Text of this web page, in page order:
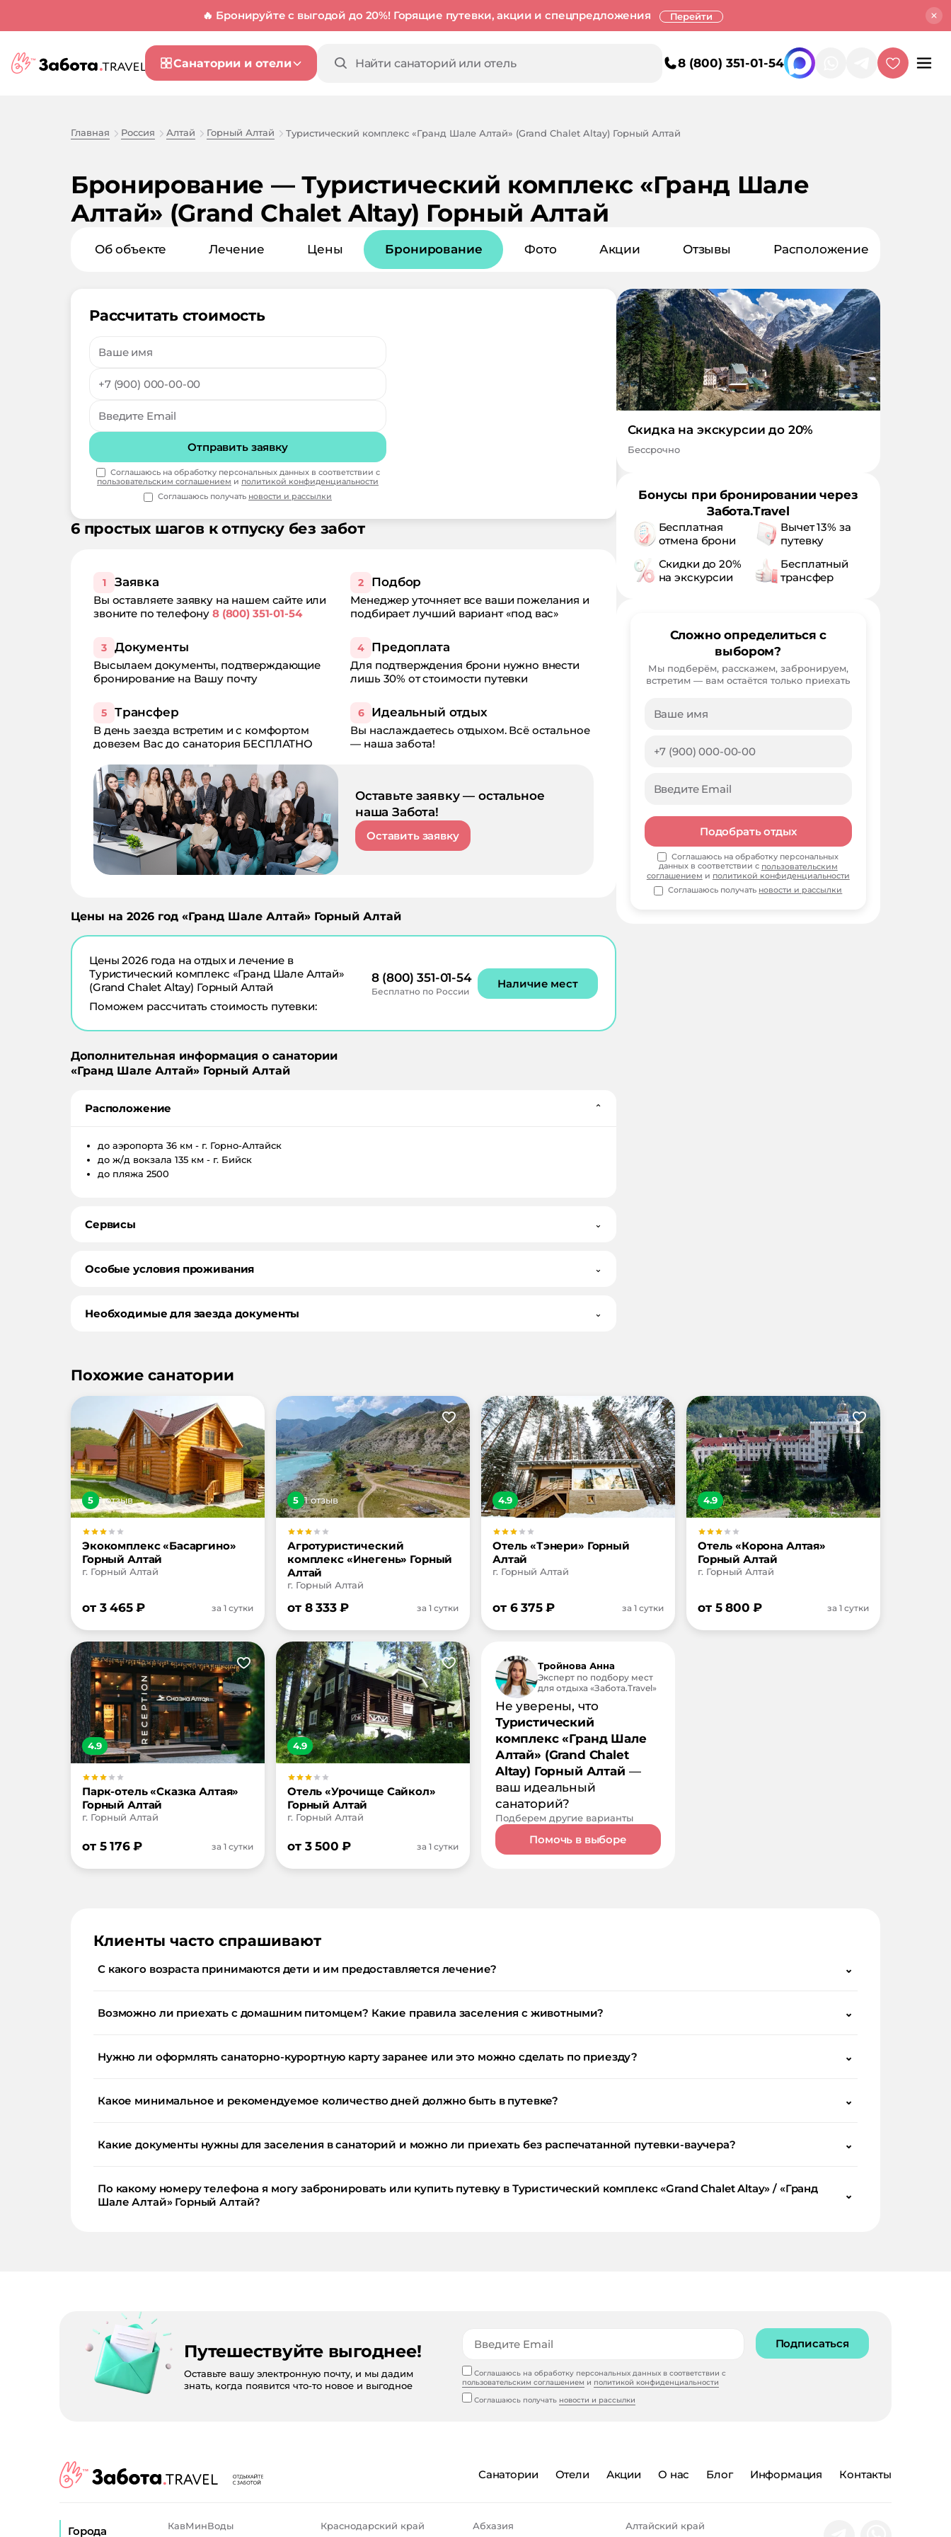
🔥 Бронируйте с выгодой до 20%! Горящие путевки, акции и спецпредложения Перейти
Санатории и отели 8 (800) 351-01-54
Главная Россия Алтай Горный Алтай Туристический комплекс «Гранд Шале Алтай» (Grand Chalet Altay) Горный Алтай
Бронирование — Туристический комплекс «Гранд Шале
Алтай» (Grand Chalet Altay) Горный Алтай
Об объекте Лечение Цены Бронирование Фото Акции Отзывы Расположение
Рассчитать стоимость
Отправить заявку
Соглашаюсь на обработку персональных данных в соответствии с
пользовательским соглашением и политикой конфиденциальности
Соглашаюсь получать новости и рассылки
6 простых шагов к отпуску без забот
1 Заявка
Вы оставляете заявку на нашем сайте или
звоните по телефону8 (800) 351-01-54
2 Подбор
Менеджер уточняет все ваши пожелания и
подбирает лучший вариант «под вас»
3 Документы
Высылаем документы, подтверждающие
бронирование на Вашу почту
4 Предоплата
Для подтверждения брони нужно внести
лишь 30% от стоимости путевки
5 Трансфер
В день заезда встретим и с комфортом
довезем Вас до санатория БЕСПЛАТНО
6 Идеальный отдых
Вы наслаждаетесь отдыхом. Всё остальное
— наша забота!
Оставьте заявку — остальное
наша Забота!
Оставить заявку
Цены на 2026 год «Гранд Шале Алтай» Горный Алтай
Цены2026года на отдых и лечение в
Туристический комплекс «Гранд Шале Алтай»
(Grand Chalet Altay) Горный Алтай
Поможем рассчитать стоимость путевки:
8 (800) 351-01-54
Бесплатно по России
Наличие мест
Дополнительная информация о санатории
«Гранд Шале Алтай» Горный Алтай
Расположение ⌄
до аэропорта 36 км - г. Горно-Алтайск
до ж/д вокзала 135 км - г. Бийск
до пляжа 2500
Сервисы ⌄
Особые условия проживания ⌄
Необходимые для заезда документы ⌄
Скидка на экскурсии до 20%
Бессрочно
Бонусы при бронировании через
Забота.Travel
Бесплатная
отмена брони
Вычет 13% за
путевку
Скидки до 20%
на экскурсии
Бесплатный
трансфер
Сложно определиться с
выбором?
Мы подберём, расскажем, забронируем,
встретим — вам остаётся только приехать
Подобрать отдых
Соглашаюсь на обработку персональных
данных в соответствии с пользовательским
соглашением и политикой конфиденциальности
Соглашаюсь получать новости и рассылки
Похожие санатории
5 1отзыв
Экокомплекс «Басаргино»
Горный Алтай
г. Горный Алтай
от 3 465₽ за 1 сутки
5 1отзыв
Агротуристический
комплекс «Инегень» Горный
Алтай
г. Горный Алтай
от 8 333₽ за 1 сутки
4.9
Отель «Тэнери» Горный
Алтай
г. Горный Алтай
от 6 375₽ за 1 сутки
4.9
Отель «Корона Алтая»
Горный Алтай
г. Горный Алтай
от 5 800 ₽ за 1 сутки
4.9
Парк-отель «Сказка Алтая»
Горный Алтай
г. Горный Алтай
от 5 176₽ за 1 сутки
4.9
Отель «Урочище Сайкол»
Горный Алтай
г. Горный Алтай
от 3 500 ₽ за 1 сутки
Тройнова Анна
Эксперт по подбору мест
для отдыха «Забота.Travel»
Не уверены, что
Туристический
комплекс «Гранд Шале
Алтай» (Grand Chalet
Altay) Горный Алтай —
ваш идеальный
санаторий?
Подберем другие варианты
Помочь в выборе
Клиенты часто спрашивают
С какого возраста принимаются дети и им предоставляется лечение? ⌄
Возможно ли приехать с домашним питомцем? Какие правила заселения с животными? ⌄
Нужно ли оформлять санаторно-курортную карту заранее или это можно сделать по приезду? ⌄
Какое минимальное и рекомендуемое количество дней должно быть в путевке? ⌄
Какие документы нужны для заселения в санаторий и можно ли приехать без распечатанной путевки-ваучера? ⌄
По какому номеру телефона я могу забронировать или купить путевку в Туристический комплекс «Grand Chalet Altay» / «Гранд
Шале Алтай» Горный Алтай?
⌄
Путешествуйте выгоднее!
Оставьте вашу электронную почту, и мы дадим
знать, когда появится что-то новое и выгодное
Соглашаюсь на обработку персональных данных в соответствии с
пользовательским соглашением и политикой конфиденциальности
Соглашаюсь получать новости и рассылки
Подписаться
Санатории Отели Акции О нас Блог Информация Контакты
Города КавМинВоды Краснодарский край Абхазия Алтайский край